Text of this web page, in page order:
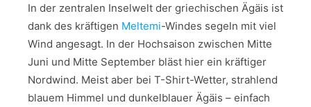
In der zentralen Inselwelt der griechischen Ägäis ist
dank des kräftigen Meltemi-Windes segeln mit viel
Wind angesagt. In der Hochsaison zwischen Mitte
Juni und Mitte September bläst hier ein kräftiger
Nordwind. Meist aber bei T-Shirt-Wetter, strahlend
blauem Himmel und dunkelblauer Ägäis – einfach